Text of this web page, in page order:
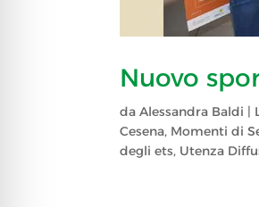
Nuovo
daAlessandra Baldi |
Cesena, Momenti di
degli ets, Utenza